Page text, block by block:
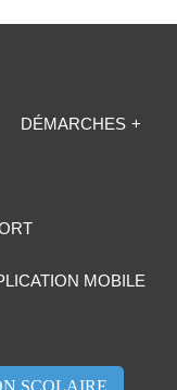
DÉMARCHES
MOBILE